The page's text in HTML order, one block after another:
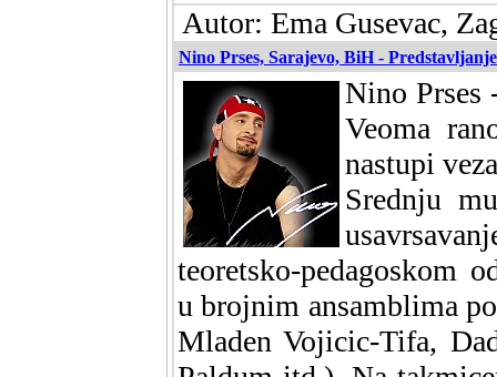
Autor: Ema Gusevac,
Nino Prses, Sarajevo, BiH - Predstavljanje
Nino Prses
Veoma
nastupi
Srednju
teoretsko-pedagoskom
u brojnim ansamblima
Mladen Vojicic-Tifa,